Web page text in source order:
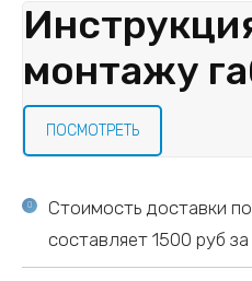
монтажу
ПОСМОТРЕТЬ
Стоимость доставки
составляет 1500 руб